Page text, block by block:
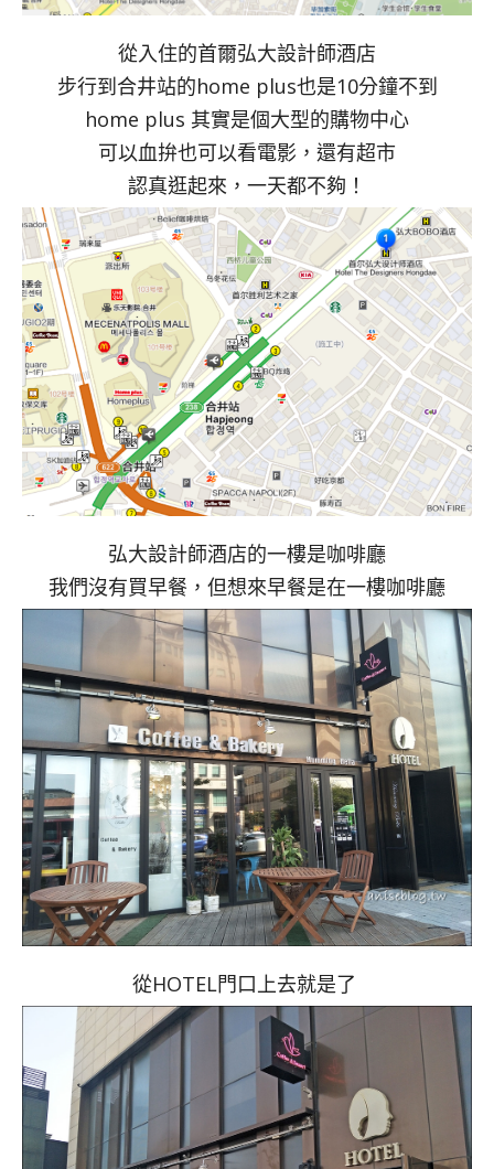
從入住的首爾弘大設計師酒店
步行到合井站的home plus也是10分鐘不到
home plus 其實是個大型的購物中心
可以血拚也可以看電影，還有超市
認真逛起來，一天都不夠！
弘大設計師酒店的一樓是咖啡廳
我們沒有買早餐，但想來早餐是在一樓咖啡廳
從HOTEL門口上去就是了